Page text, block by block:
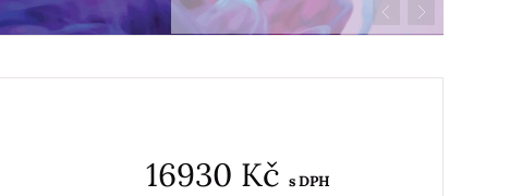
16930 Kč s DPH